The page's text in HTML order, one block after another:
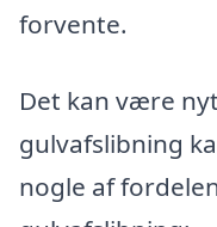
forvente.
Det kan være
gulvafslibning
nogle af